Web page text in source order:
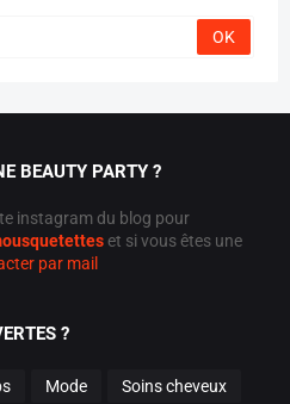
BEAUTY PARTY ?
instagram du blog pour
et si vous êtes une
par mail
?
Mode Soins cheveux